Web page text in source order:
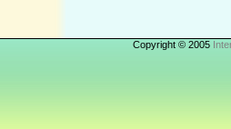
Copyright © 2005